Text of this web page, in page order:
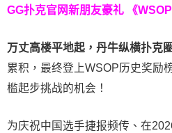
GG扑克官网新朋友豪礼 《
万丈高楼平地起，丹牛纵横扑克圈
累积，最终登上WSOP历史奖励
槛起步挑战的机会！
为庆祝中国选手捷报频传、在